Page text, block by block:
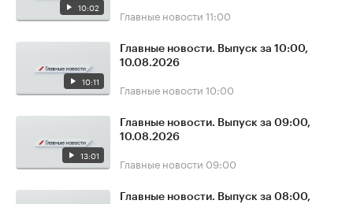
10:02 Главные новости 11:00
10:11
Главные новости. Выпуск за 10:00,
10.08.2026
Главные новости 10:00
13:01
Главные новости. Выпуск за 09:00,
10.08.2026
Главные новости 09:00
Главные новости. Выпуск за 08:00,